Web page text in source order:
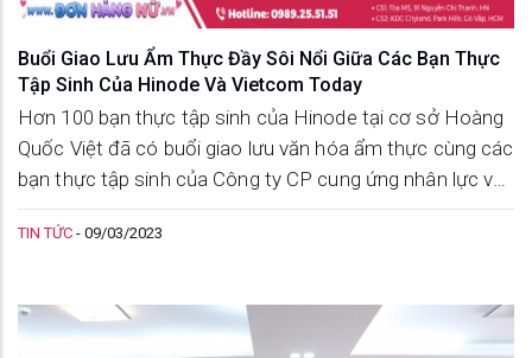
Buổi Giao Lưu Ẩm Thực Đầy Sôi Nổi Giữa Các Bạn Thực
Tập Sinh Của Hinode Và Vietcom Today
Hơn 100 bạn thực tập sinh của Hinode tại cơ sở Hoàng
Quốc Việt đã có buổi giao lưu văn hóa ẩm thực cùng các
bạn thực tập sinh của Công ty CP cung ứng nhân lực và
thương mại Vietcom, với sự tham gia của đại diện công
ty kỹ thuật Nhật Bản.
TIN TỨC - 09/03/2023